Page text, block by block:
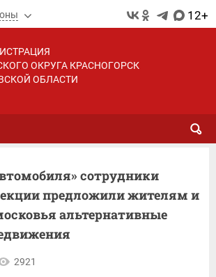
12+
ОКРУГА КРАСНОГОРСК
ОБЛАСТИ
сотрудники
предложили жителям и
альтернативные
2921